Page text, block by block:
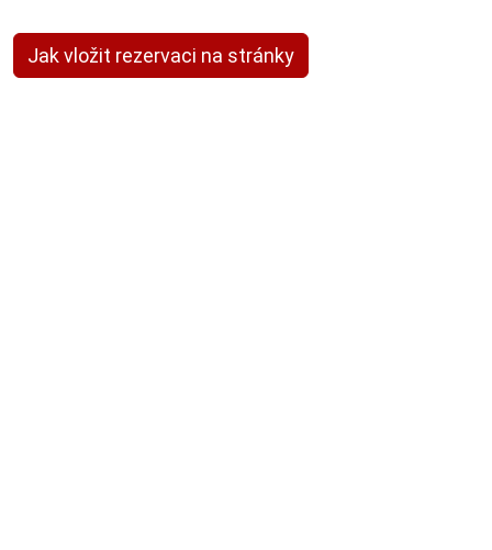
Jak vložit rezervaci na stránky